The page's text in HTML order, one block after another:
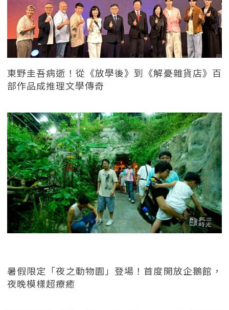
東野圭吾病逝！從《放學後》到《解憂雜貨店》百
部作品成推理文學傳奇
暑假限定「夜之動物園」登場！首度開放企鵝館，
夜晚模樣超療癒